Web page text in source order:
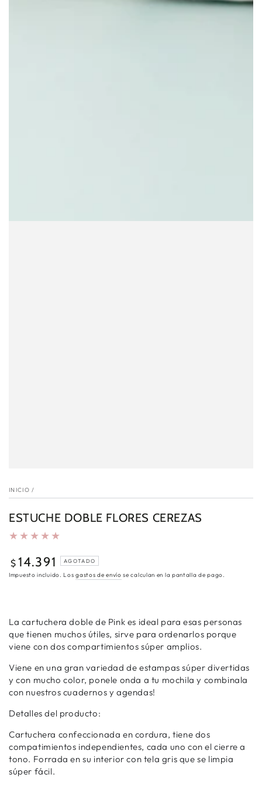
INICIO /
ESTUCHE DOBLE FLORES CEREZAS
Precio
regular
$ 14.391 AGOTADO
Impuesto incluido. Losgastos de envío se calculan en la pantalla de pago.
La cartuchera doble de Pink es ideal para esas personas
que tienen muchos útiles, sirve para ordenarlos porque
viene con dos compartimientos súper amplios.
Viene en una gran variedad de estampas súper divertidas
y con mucho color, ponele onda a tu mochila y combinala
con nuestros cuadernos y agendas!
Detalles del producto:
Cartuchera confeccionada en cordura, tiene dos
compatimientos independientes, cada uno con el cierre a
tono. Forrada en su interior con tela gris que se limpia
súper fácil.